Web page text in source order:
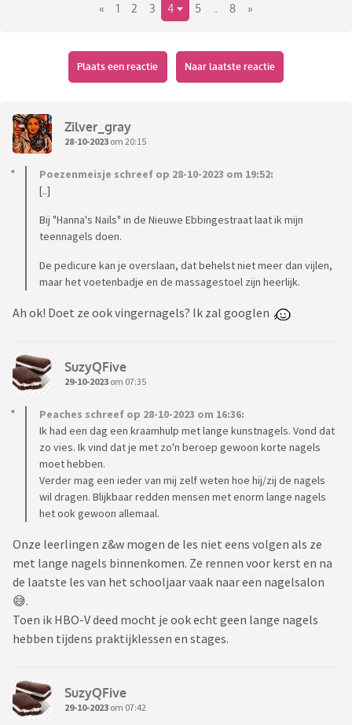
« 1 2 3 4 5 8 »
Plaats een reactie Naar laatste reactie
Zilver_gray
28-10-2023 om 20:15
Poezenmeisje schreef op 28-10-2023 om 19:52:
[..]
Bij "Hanna's Nails" in de Nieuwe Ebbingestraat laat ik mijn
teennagels doen.
De pedicure kan je overslaan, dat behelst niet meer dan vijlen,
maar het voetenbadje en de massagestoel zijn heerlijk.
Ah ok! Doet ze ook vingernagels? Ik zal googlen
SuzyQFive
29-10-2023 om 07:35
Peaches schreef op 28-10-2023 om 16:36:
Ik had een dag een kraamhulp met lange kunstnagels. Vond dat
zo vies. Ik vind dat je met zo'n beroep gewoon korte nagels
moet hebben.
Verder mag een ieder van mij zelf weten hoe hij/zij de nagels
wil dragen. Blijkbaar redden mensen met enorm lange nagels
het ook gewoon allemaal.
Onze leerlingen z&w mogen de les niet eens volgen als ze
met lange nagels binnenkomen. Ze rennen voor kerst en na
de laatste les van het schooljaar vaak naar een nagelsalon
😅.
Toen ik HBO-V deed mocht je ook echt geen lange nagels
hebben tijdens praktijklessen en stages.
SuzyQFive
29-10-2023 om 07:42